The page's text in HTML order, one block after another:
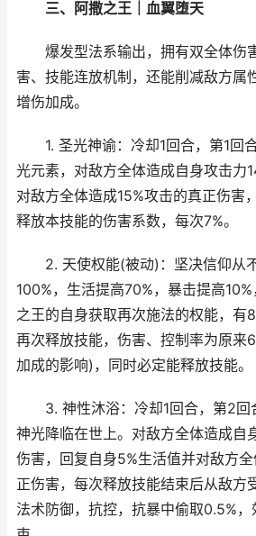
三、阿撒之王｜血翼堕天
爆发型法系输出，拥有双全体伤
害、技能连放机制，还能削减敌方属
增伤加成。
1. 圣光神谕：冷却1回合，第1回
光元素，对敌方全体造成自身攻击力
对敌方全体造成15%攻击的真正伤害
释放本技能的伤害系数，每次7%。
2. 天使权能(被动)：坚决信仰从
100%，生活提高70%，暴击提高
之王的自身获取再次施法的权能，有
再次释放技能，伤害、控制率为原来
加成的影响)，同时必定能释放技能。
3. 神性沐浴：冷却1回合，第2回
神光降临在世上。对敌方全体造成自
伤害，回复自身5%生活值并对敌方
正伤害，每次释放技能结束后从敌方
法术防御，抗控，抗暴中偷取0.5%